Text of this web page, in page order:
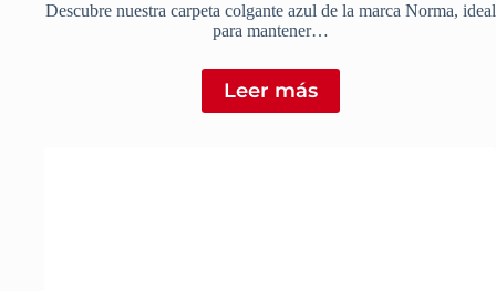
Descubre nuestra carpeta colgante azul de la marca Norma, ideal
para mantener…
Leer más